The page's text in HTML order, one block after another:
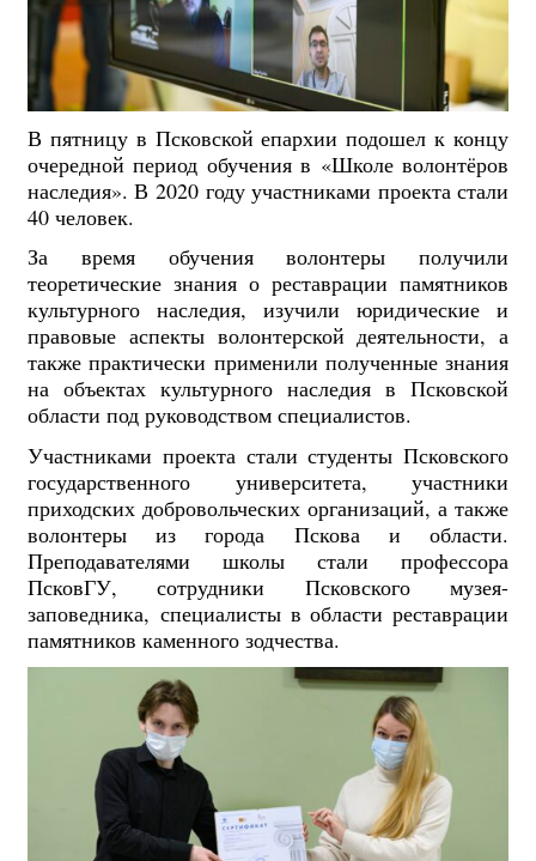
В пятницу в Псковской епархии подошел к концу
очередной период обучения в «Школе волонтёров
наследия». В 2020 году участниками проекта стали
40 человек.
За время обучения волонтеры получили
теоретические знания о реставрации памятников
культурного наследия, изучили юридические и
правовые аспекты волонтерской деятельности, а
также практически применили полученные знания
на объектах культурного наследия в Псковской
области под руководством специалистов.
Участниками проекта стали студенты Псковского
государственного университета, участники
приходских добровольческих организаций, а также
волонтеры из города Пскова и области.
Преподавателями школы стали профессора
ПсковГУ, сотрудники Псковского музея-
заповедника, специалисты в области реставрации
памятников каменного зодчества.